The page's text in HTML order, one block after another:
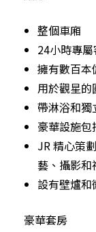
整個車廂
24小時專
擁有數百本
用於觀星的
帶淋浴和獨
豪華設施
JR 精心策
藝、攝影和
設有壁爐
豪華套房